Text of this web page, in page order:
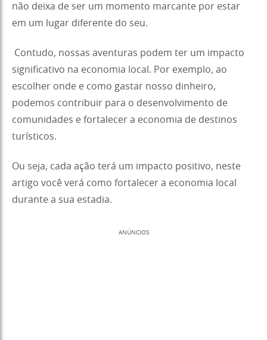
não deixa de ser um momento marcante por estar
em um lugar diferente do seu.
Contudo, nossas aventuras podem ter um impacto
significativo na economia local. Por exemplo, ao
escolher onde e como gastar nosso dinheiro,
podemos contribuir para o desenvolvimento de
comunidades e fortalecer a economia de destinos
turísticos.
Ou seja, cada ação terá um impacto positivo, neste
artigo você verá como fortalecer a economia local
durante a sua estadia.
ANÚNCIOS